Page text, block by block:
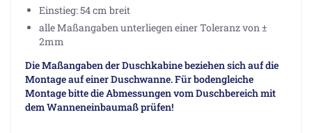
Einstieg: 54 cm breit
alle Maßangaben unterliegen einer Toleranz von ±
2mm
Die Maßangaben der Duschkabine beziehen sich auf die
Montage auf einer Duschwanne. Für bodengleiche
Montage bitte die Abmessungen vom Duschbereich mit
dem Wanneneinbaumaß prüfen!